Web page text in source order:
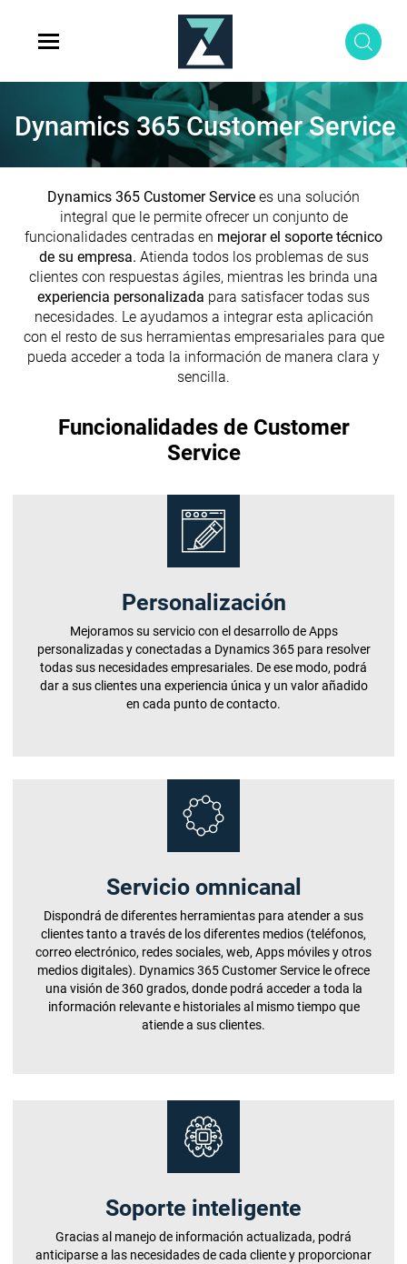
Dynamics 365 Customer Service
Dynamics 365 Customer Service es una solución
integral que le permite ofrecer un conjunto de
funcionalidades centradas en mejorar el soporte técnico
de su empresa. Atienda todos los problemas de sus
clientes con respuestas ágiles, mientras les brinda una
experiencia personalizada para satisfacer todas sus
necesidades. Le ayudamos a integrar esta aplicación
con el resto de sus herramientas empresariales para que
pueda acceder a toda la información de manera clara y
sencilla.
Funcionalidades de Customer
Service
Personalización
Mejoramos su servicio con el desarrollo de Apps
personalizadas y conectadas a Dynamics 365 para resolver
todas sus necesidades empresariales. De ese modo, podrá
dar a sus clientes una experiencia única y un valor añadido
en cada punto de contacto.
Servicio omnicanal
Dispondrá de diferentes herramientas para atender a sus
clientes tanto a través de los diferentes medios (teléfonos,
correo electrónico, redes sociales, web, Apps móviles y otros
medios digitales). Dynamics 365 Customer Service le ofrece
una visión de 360 grados, donde podrá acceder a toda la
información relevante e historiales al mismo tiempo que
atiende a sus clientes.
Soporte inteligente
Gracias al manejo de información actualizada, podrá
anticiparse a las necesidades de cada cliente y proporcionar